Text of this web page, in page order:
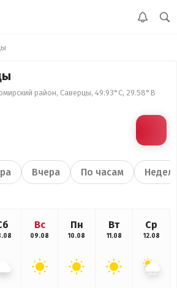
район, Саверцы, 49.93°С, 29.58°В
Вчера По часам
Вс
09.08
Пн
10.08
Вт
11.08
Ср
12.08